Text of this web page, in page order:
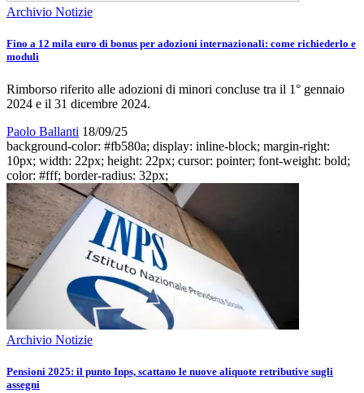
Archivio Notizie
Fino a 12 mila euro di bonus per adozioni internazionali: come richiederlo e
moduli
Rimborso riferito alle adozioni di minori concluse tra il 1° gennaio
2024 e il 31 dicembre 2024.
Paolo Ballanti 18/09/25
background-color: #fb580a; display: inline-block; margin-right:
10px; width: 22px; height: 22px; cursor: pointer; font-weight: bold;
color: #fff; border-radius: 32px;
Archivio Notizie
Pensioni 2025: il punto Inps, scattano le nuove aliquote retributive sugli
assegni